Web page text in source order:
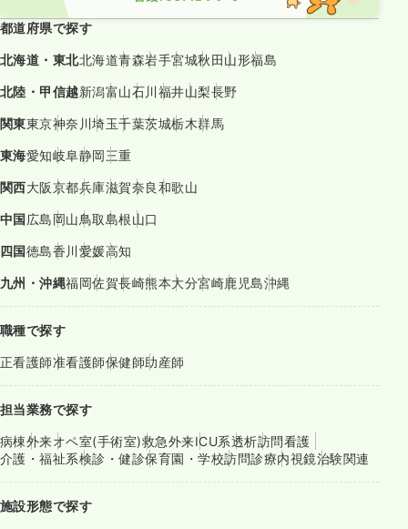
都道府県で探す
北海道・東北北海道青森岩手宮城秋田山形福島
北陸・甲信越新潟富山石川福井山梨長野
関東東京神奈川埼玉千葉茨城栃木群馬
東海愛知岐阜静岡三重
関西大阪京都兵庫滋賀奈良和歌山
中国広島岡山鳥取島根山口
四国徳島香川愛媛高知
九州・沖縄福岡佐賀長崎熊本大分宮崎鹿児島沖縄
職種で探す
正看護師准看護師保健師助産師
担当業務で探す
病棟外来オペ室(手術室)救急外来ICU系透析訪問看護
介護・福祉系検診・健診保育園・学校訪問診療内視鏡治験関連
施設形態で探す